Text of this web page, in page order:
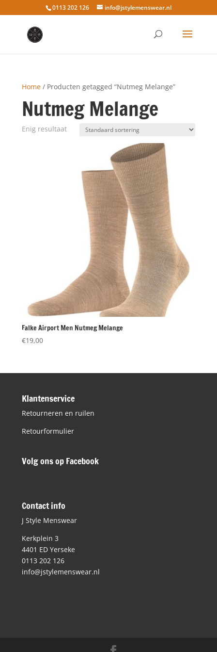
0113 202 126 info@jstylemenswear.nl
Home/ Producten getagged “Nutmeg Melange”
Nutmeg Melange
Enig resultaat
Falke Airport Men Nutmeg Melange
€19,00
Klantenservice
Retourneren en ruilen
Retourformulier
Volg ons op Facebook
Contact info
J Style Menswear
Kerkplein 3
4401 ED Yerseke
0113 202 126
info@jstylemenswear.nl